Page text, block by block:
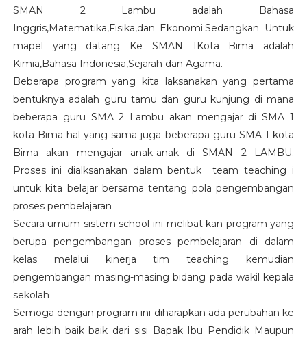
SMAN 2 Lambu adalah Bahasa
Inggris,Matematika,Fisika,dan Ekonomi.Sedangkan Untuk
mapel yang datang Ke SMAN 1Kota Bima adalah
Kimia,Bahasa Indonesia,Sejarah dan Agama.
Beberapa program yang kita laksanakan yang pertama
bentuknya adalah guru tamu dan guru kunjung di mana
beberapa guru SMA 2 Lambu akan mengajar di SMA 1
kota Bima hal yang sama juga beberapa guru SMA 1 kota
Bima akan mengajar anak-anak di SMAN 2 LAMBU.
Proses ini dialksanakan dalam bentuk team teaching i
untuk kita belajar bersama tentang pola pengembangan
proses pembelajaran
Secara umum sistem school ini melibat kan program yang
berupa pengembangan proses pembelajaran di dalam
kelas melalui kinerja tim teaching kemudian
pengembangan masing-masing bidang pada wakil kepala
sekolah
Semoga dengan program ini diharapkan ada perubahan ke
arah lebih baik baik dari sisi Bapak Ibu Pendidik Maupun